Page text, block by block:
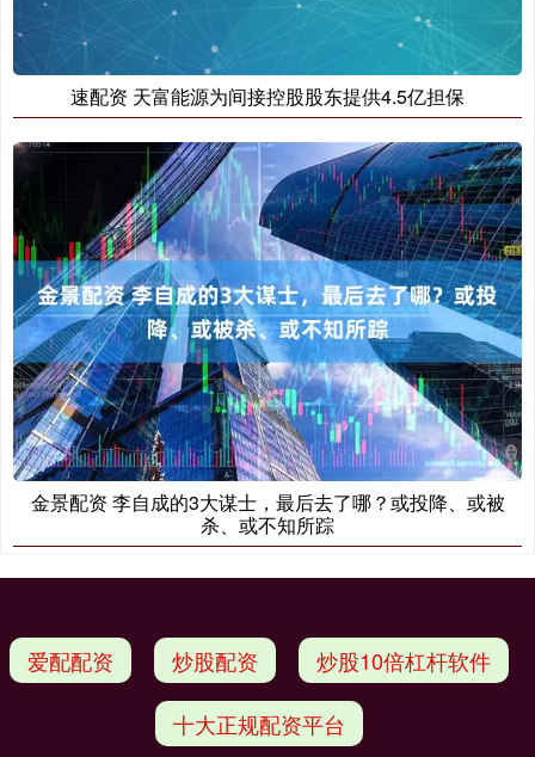
速配资 天富能源为间接控股股东提供4.5亿担保
金景配资 李自成的3大谋士，最后去了哪？或投降、或被
杀、或不知所踪
爱配配资 炒股配资 炒股10倍杠杆软件
十大正规配资平台